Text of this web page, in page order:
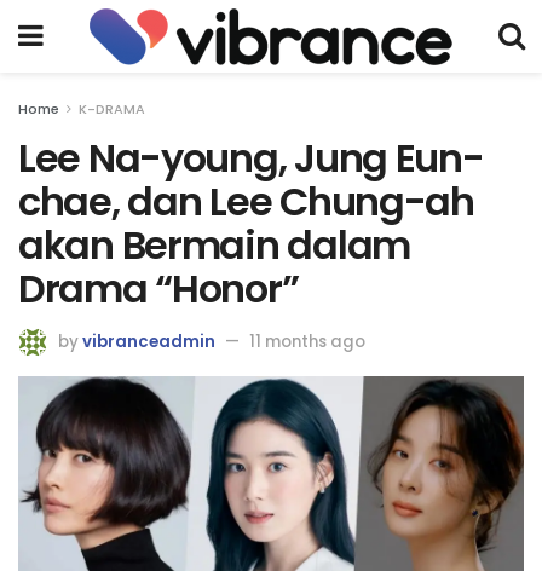
Home K-DRAMA
Lee Na-young, Jung Eun-
chae, dan Lee Chung-ah
akan Bermain dalam
Drama “Honor”
byvibranceadmin 11 months ago